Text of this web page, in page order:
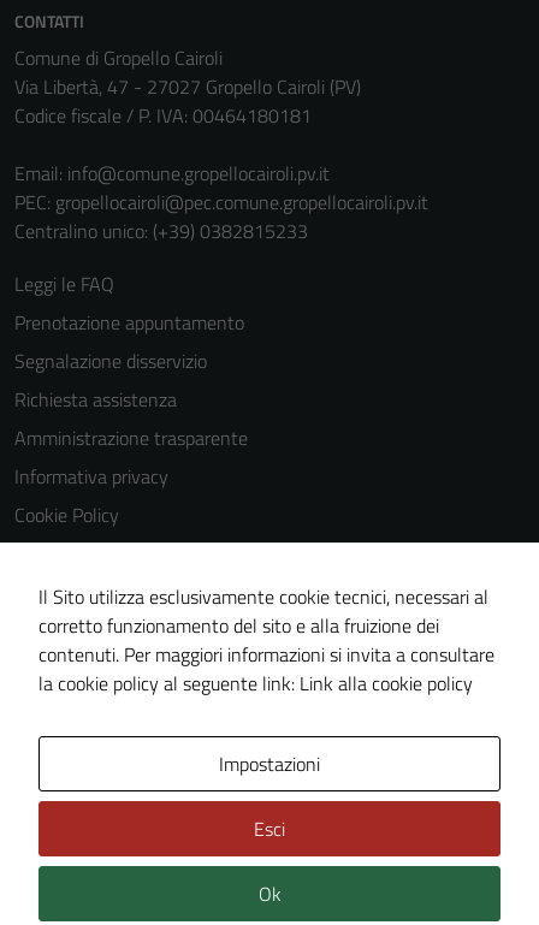
CONTATTI
Comune di Gropello Cairoli
Via Libertà, 47 - 27027 Gropello Cairoli (PV)
Codice fiscale / P. IVA: 00464180181
Email: info@comune.gropellocairoli.pv.it
PEC: gropellocairoli@pec.comune.gropellocairoli.pv.it
Centralino unico: (+39) 0382815233
Leggi le FAQ
Prenotazione appuntamento
Segnalazione disservizio
Richiesta assistenza
Amministrazione trasparente
Informativa privacy
Cookie Policy
Note legali
Dichiarazione di accessibilità
Obiettivi di accessibilità
Piano di miglioramento del sito
Technical Design s.r.l.
Il Sito utilizza esclusivamente cookie tecnici, necessari al
corretto funzionamento del sito e alla fruizione dei
contenuti. Per maggiori informazioni si invita a consultare
la cookie policy al seguente link: Link alla cookie policy
Impostazioni
Esci
Ok
essere
non raccolgono
informazioni